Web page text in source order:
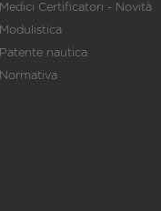
Medici Certificatori - Novità
Modulistica
Patente nautica
Normativa